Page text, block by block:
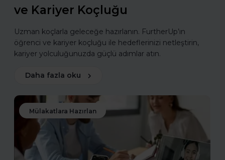
ve Kariyer Koçluğu
Uzman koçlarla geleceğe hazırlanın. FurtherUp’ın
öğrenci ve kariyer koçluğu ile hedeflerinizi netleştirin,
kariyer yolculuğunuzda güçlü adımlar atın.
Daha fazla oku
Mülakatlara Hazırlan